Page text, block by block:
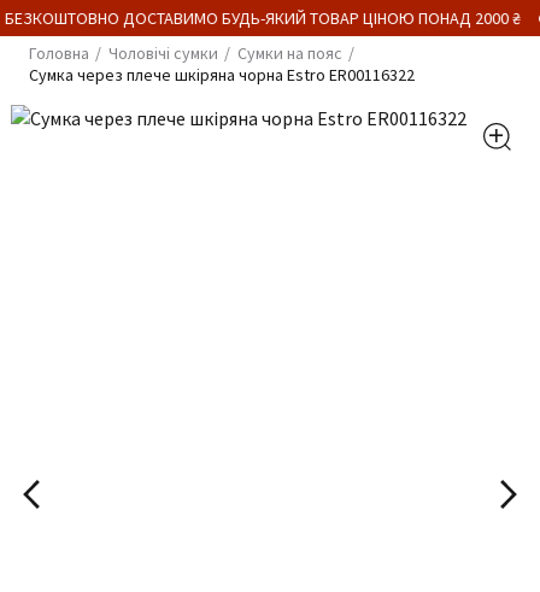
ДОСТАВИМО БУДЬ-ЯКИЙ ТОВАР ЦІНОЮ ПОНАД 2000 ₴
Головна
Чоловічі сумки
Сумки на пояс
Сумка через плече шкіряна чорна Estro ER00116322